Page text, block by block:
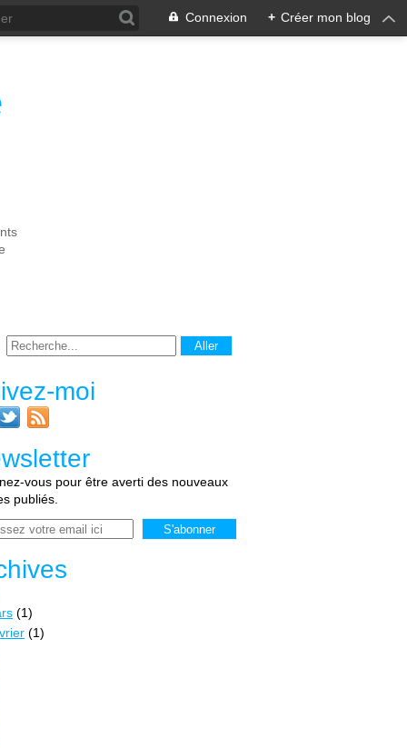
Connexion + Créer mon blog
moi
vous pour être averti des nouveaux
publiés.
(1)
(1)